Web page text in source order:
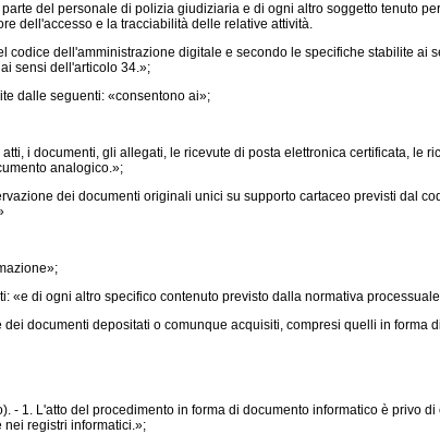
del personale di polizia giudiziaria e di ogni altro soggetto tenuto
dell'accesso e la tracciabilità delle relative attività.
dell'amministrazione digitale e secondo le specifiche stabilite ai
sensi dell'articolo 34.»;
dalle seguenti: «consentono ai»;
i documenti, gli allegati, le ricevute di posta elettronica certificata, le
analogico.»;
dei documenti originali unici su supporto cartaceo previsti dal
di ogni altro specifico contenuto previsto dalla normativa
documenti depositati o comunque acquisiti, compresi quelli in forma
1. L'atto del procedimento in forma di documento informatico è privo
registri informatici.»;